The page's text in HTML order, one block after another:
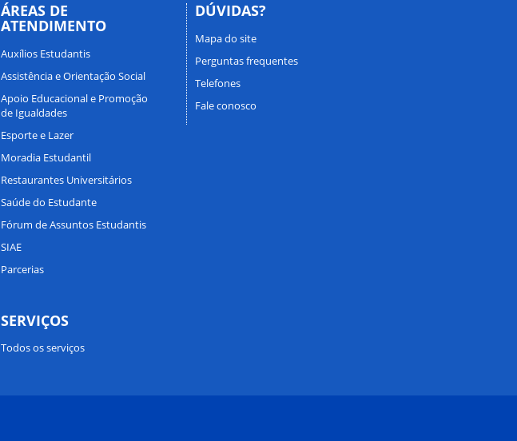
ÁREAS DE
ATENDIMENTO
Auxílios Estudantis
Assistência e Orientação Social
Apoio Educacional e Promoção
de Igualdades
Esporte e Lazer
Moradia Estudantil
Restaurantes Universitários
Saúde do Estudante
Fórum de Assuntos Estudantis
SIAE
Parcerias
SERVIÇOS
Todos os serviços
DÚVIDAS?
Mapa do site
Perguntas frequentes
Telefones
Fale conosco